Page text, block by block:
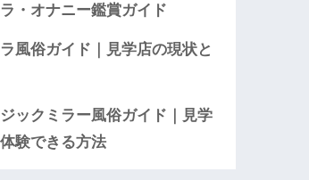
・オナニー鑑賞ガイド
風俗ガイド｜見学店の現状と
ックミラー風俗ガイド｜見学
験できる方法